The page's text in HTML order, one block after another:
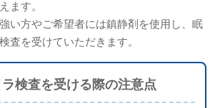
ます。
い方やご希望者には鎮静剤を使用し、眠
査を受けていただきます。
ラ検査を受ける際の注意点